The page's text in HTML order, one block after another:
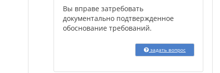
Вы вправе затребовать
документально подтвержденное
обоснование требований.
задать вопрос